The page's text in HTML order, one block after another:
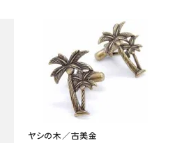
ヤシの木／古美金